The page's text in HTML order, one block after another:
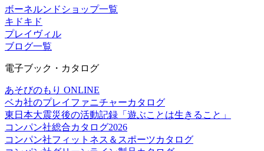
ボーネルンドショップ一覧
キドキド
プレイヴィル
ブログ一覧
電子ブック・カタログ
あそびのもり ONLINE
ベカ社のプレイファニチャーカタログ
東日本大震災後の活動記録「遊ぶことは生きること」
コンパン社総合カタログ2026
コンパン社フィットネス＆スポーツカタログ